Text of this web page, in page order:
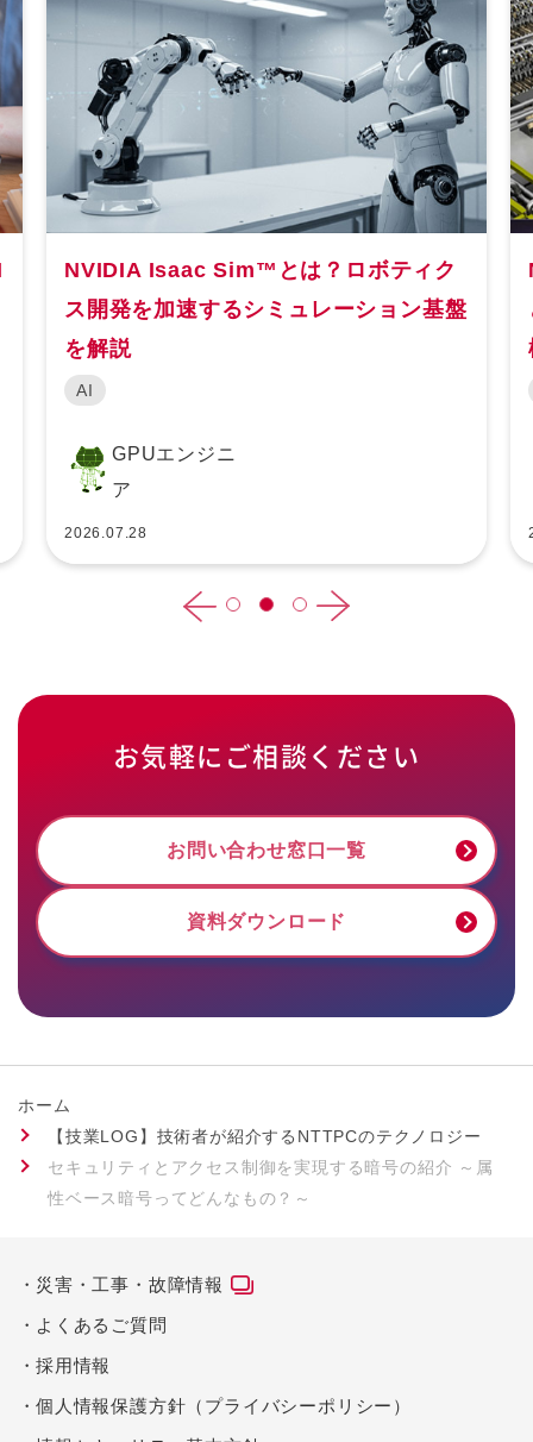
NVIDIA Isaac Sim™とは？ロボティク
ス開発を加速するシミュレーション基盤
を解説
AI
GPUエンジニ
ア
2026.07.28
お気軽にご相談ください
お問い合わせ窓口一覧
資料ダウンロード
ホーム
【技業LOG】技術者が紹介するNTTPCのテクノロジー
セキュリティとアクセス制御を実現する暗号の紹介 ～属
性ベース暗号ってどんなもの？～
災害・工事・故障情報
よくあるご質問
採用情報
個人情報保護方針（プライバシーポリシー）